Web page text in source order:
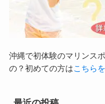
沖縄で初体験のマリンス
の？初めての方はこちら